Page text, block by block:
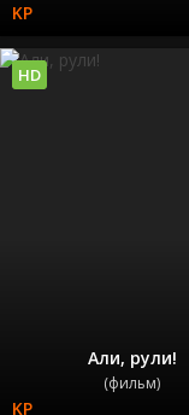
Али, рули!
(фильм)
HD